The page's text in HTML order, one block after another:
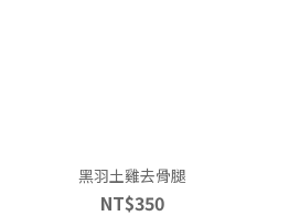
黑羽土雞去骨腿
NT$350